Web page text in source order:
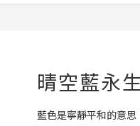
晴空藍永
藍色是寧靜平和的意